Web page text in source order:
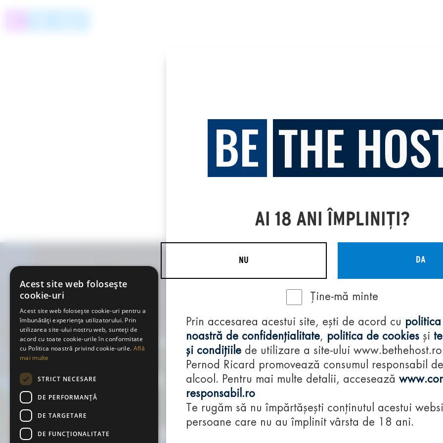
consumă-
AI 18 ANI ÎMPLINIȚI?
NU DA
Ține-mă minte
Prin accesarea acestui site, ești de acord cu politica
noastră de confidențialitate, politica de cookies și
și condițiile de utilizare a site-ului
Pernod Ricard promovează consumul responsabil de
alcool. Pentru mai multe detalii, accesează
responsabil.ro
Te rugăm să nu împărtășești conținutul acestui
persoane care nu au împlinit vârsta de 18 ani.
Acest site web folosește
cookie-uri
Acest site web folosește cookie-uri pentru a
îmbunătăți experiența utilizatorului. Prin
utilizarea site-ului nostru web, sunteți de
acord cu toate cookie-urile în conformitate
cu Politica noastră privind cookie-urile. Află
mai multe
STRICT NECESARE
DE PERFORMANȚĂ
DE TARGETARE
DE FUNCŢIONALITATE